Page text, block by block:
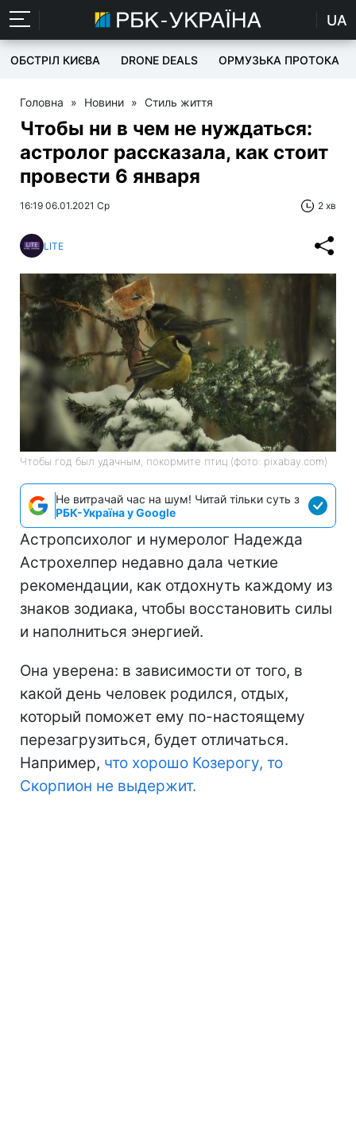
UA
ОБСТРІЛ КИЄВА DRONE DEALS ОРМУЗЬКА ПРОТОКА
Головна » Новини » Стиль життя
Чтобы ни в чем не нуждаться:
астролог рассказала, как стоит
провести 6 января
16:19 06.01.2021 Ср 2 хв
LITE
Чтобы год был удачным, покормите птиц (фото: pixabay.com)
Не витрачай час на шум! Читай тільки суть з
РБК-Україна у Google
Астропсихолог и нумеролог Надежда
Астрохелпер недавно дала четкие
рекомендации, как отдохнуть каждому из
знаков зодиака, чтобы восстановить силы
и наполниться энергией.
Она уверена: в зависимости от того, в
какой день человек родился, отдых,
который поможет ему по-настоящему
перезагрузиться, будет отличаться.
Например, что хорошо Козерогу, то
Скорпион не выдержит.